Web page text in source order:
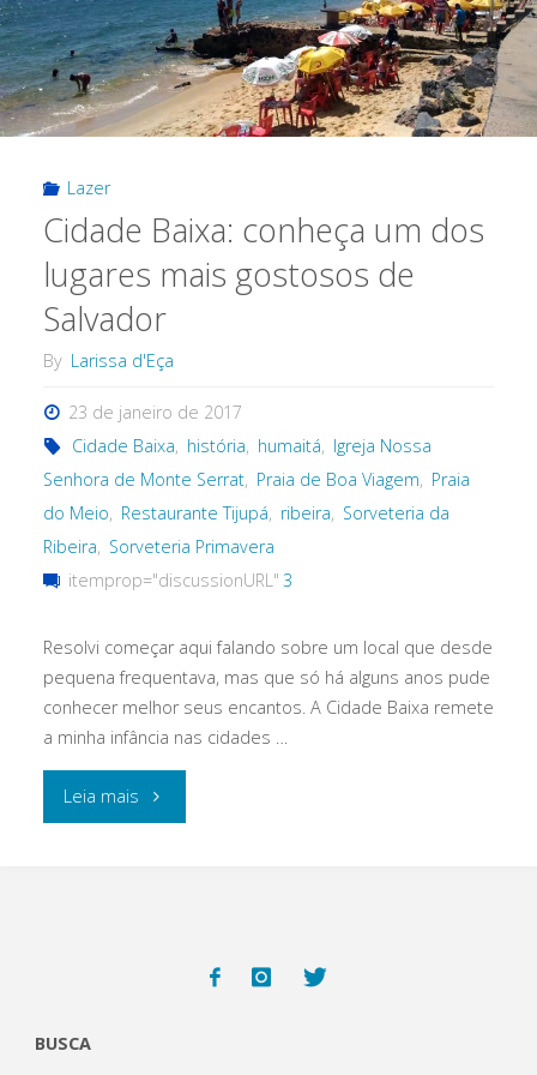
Lazer
Cidade Baixa: conheça um dos
lugares mais gostosos de
Salvador
By Larissa d'Eça
23 de janeiro de 2017
Cidade Baixa, história, humaitá, Igreja Nossa
Senhora de Monte Serrat, Praia de Boa Viagem, Praia
do Meio, Restaurante Tijupá, ribeira, Sorveteria da
Ribeira, Sorveteria Primavera
itemprop="discussionURL" 3
Resolvi começar aqui falando sobre um local que desde
pequena frequentava, mas que só há alguns anos pude
conhecer melhor seus encantos. A Cidade Baixa remete
a minha infância nas cidades …
Leia mais "Cidade
BUSCA